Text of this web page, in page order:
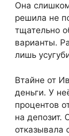
Она
решила не
тщательно
варианты.
лишь
Втайне от
деньги. У
процентов
на депозит.
отказывала